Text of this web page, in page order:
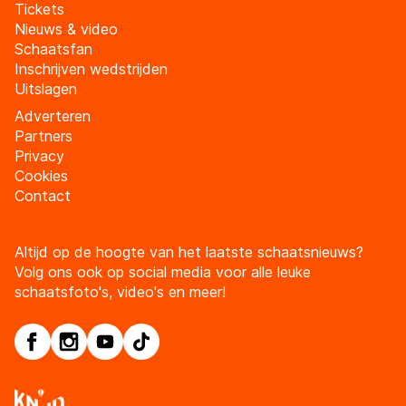
Tickets
Nieuws & video
Schaatsfan
Inschrijven wedstrijden
Uitslagen
Adverteren
Partners
Privacy
Cookies
Contact
Altijd op de hoogte van het laatste schaatsnieuws?
Volg ons ook op social media voor alle leuke
schaatsfoto's, video's en meer!